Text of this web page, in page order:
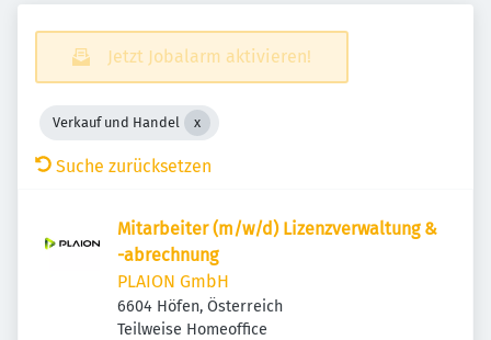
Jetzt Jobalarm aktivieren!
Verkauf und Handel
Suche zurücksetzen
Mitarbeiter (m/w/d) Lizenzverwaltung &
-abrechnung
PLAION GmbH
6604 Höfen, Österreich
Teilweise Homeoffice